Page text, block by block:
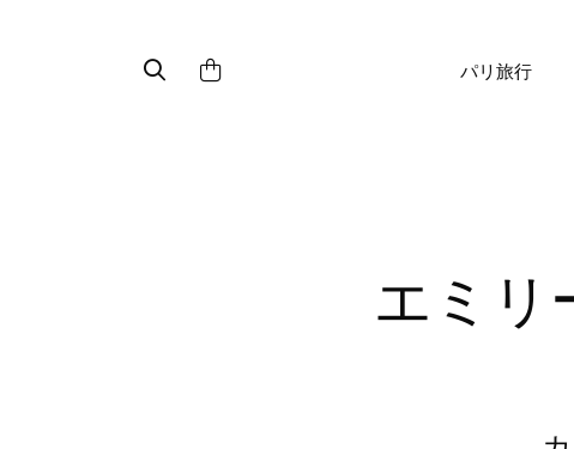
パリ旅行
エミリー、パリへ行く : ガブリエ